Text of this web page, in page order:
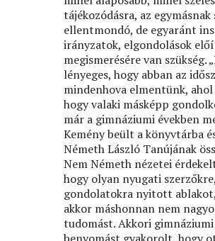
tájékozódásra, az egymásnak
ellentmondó, de egyaránt
irányzatok, elgondolások
megismerésére van szükség.
lényeges, hogy abban az
mindenhova elmentünk,
hogy valaki másképp
már a gimnáziumi években
Kemény beült a könyvtárba
Németh László Tanújának
Nem Németh nézetei
hogy olyan nyugati
gondolatokra nyitott
akkor máshonnan nem
tudomást. Akkori